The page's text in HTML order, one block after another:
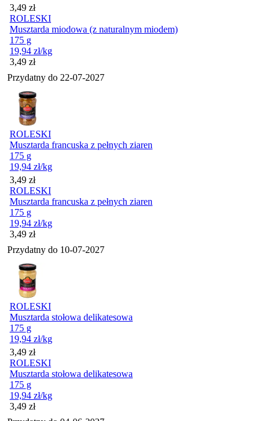
Cena
3,49 zł
ROLESKI
Musztarda miodowa (z naturalnym miodem)
175 g
19,94 zł/kg
Cena
3,49 zł
Przydatny do 22-07-2027
ROLESKI
Musztarda francuska z pełnych ziaren
175 g
19,94 zł/kg
Cena
3,49 zł
ROLESKI
Musztarda francuska z pełnych ziaren
175 g
19,94 zł/kg
Cena
3,49 zł
Przydatny do 10-07-2027
ROLESKI
Musztarda stołowa delikatesowa
175 g
19,94 zł/kg
Cena
3,49 zł
ROLESKI
Musztarda stołowa delikatesowa
175 g
19,94 zł/kg
Cena
3,49 zł